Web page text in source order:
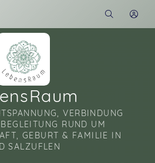
VERBINDUNG
RUND UM
GEBURT & FAMILIE IN
SALZUFLEN